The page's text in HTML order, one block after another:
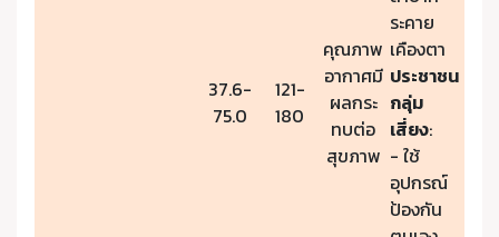
37.6-
75.0
121-
180
คุณภาพ
อากาศมี
ผลกระ
ทบต่อ
สุขภาพ
ระคาย
เคืองตา
ประชาชน
กลุ่ม
เสี่ยง:
- ใช้
อุปกรณ์
ป้องกัน